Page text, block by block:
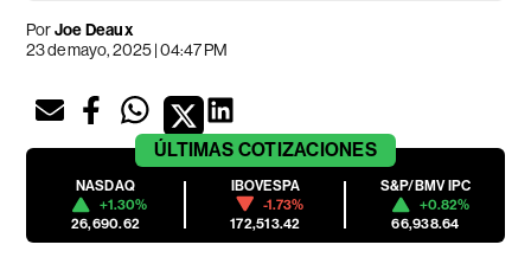
PorJoe Deaux
23 de mayo, 2025 | 04:47 PM
ÚLTIMAS COTIZACIONES
NASDAQ
+1.30%
26,690.62
IBOVESPA
-1.73%
172,513.42
S&P/BMV IPC
+0.82%
66,938.64